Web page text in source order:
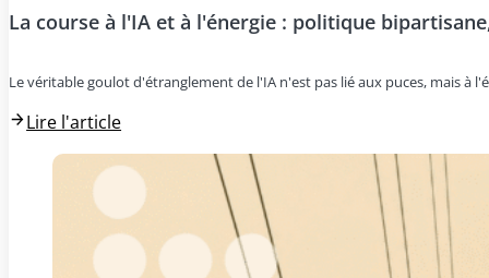
La course à l'IA et à l'énergie : politique
Le véritable goulot d'étranglement de l'IA n'est pas lié aux puces, mais à
Lire l'article